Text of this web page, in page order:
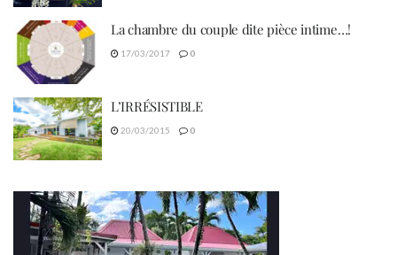
La chambre du couple dite pièce intime…!
17/03/2017 0
L’IRRÉSISTIBLE
20/03/2015 0